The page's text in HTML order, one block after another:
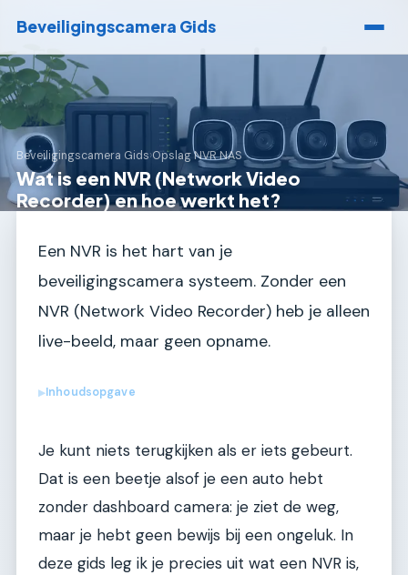
Beveiligingscamera Gids
Beveiligingscamera Gids›Opslag NVR NAS
Wat is een NVR (Network Video
Recorder) en hoe werkt het?
Een NVR is het hart van je
beveiligingscamera systeem. Zonder een
NVR (Network Video Recorder) heb je alleen
live-beeld, maar geen opname.
▶Inhoudsopgave
Je kunt niets terugkijken als er iets gebeurt.
Dat is een beetje alsof je een auto hebt
zonder dashboard camera: je ziet de weg,
maar je hebt geen bewijs bij een ongeluk. In
deze gids leg ik je precies uit wat een NVR is,